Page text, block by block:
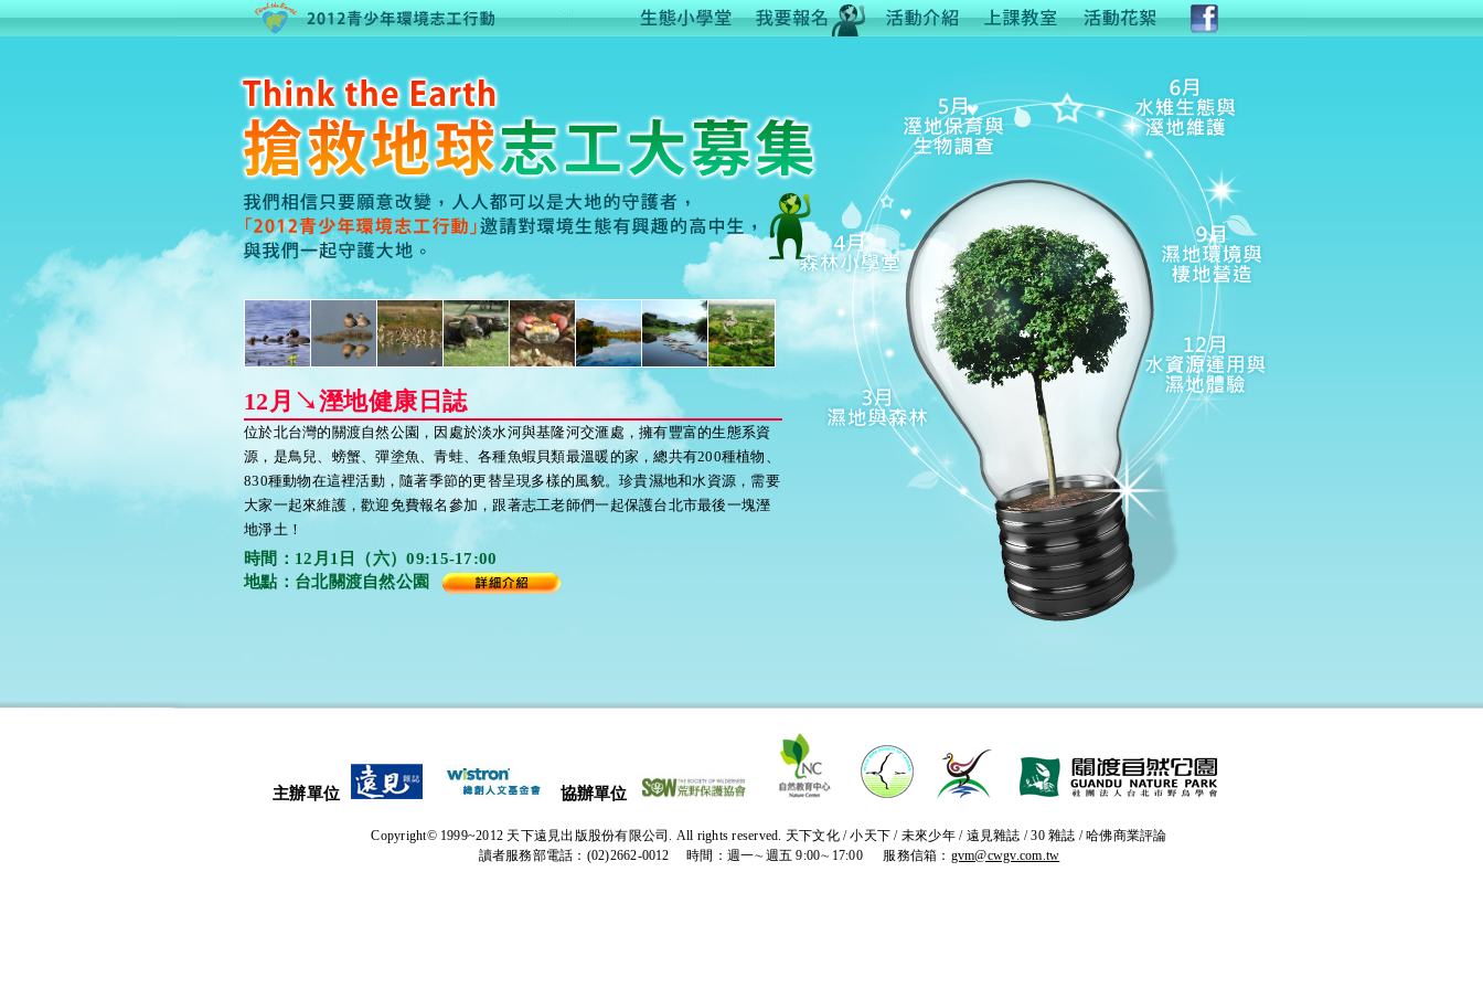
12月↘溼地健康日誌
位於北台灣的關渡自然公園，因處於淡水河與基隆河交滙處，擁有豐富的生態系資
源，是鳥兒、螃蟹、彈塗魚、青蛙、各種魚蝦貝類最溫暖的家，總共有200種植物、
830種動物在這裡活動，隨著季節的更替呈現多樣的風貌。珍貴濕地和水資源，需要
大家一起來維護，歡迎免費報名參加，跟著志工老師們一起保護台北市最後一塊溼
地淨土！
時間：12月1日（六）09:15-17:00
地點：台北關渡自然公園
主辦單位 協辦單位
Copyright© 1999~2012 天下遠見出版股份有限公司. All rights reserved. 天下文化 / 小天下 / 未來少年 / 遠見雜誌 / 30 雜誌 / 哈佛商業評論
讀者服務部電話：(02)2662-0012 時間：週一∼週五 9:00∼17:00 服務信箱： gvm@cwgv.com.tw